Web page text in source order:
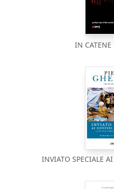
IN CATENE
INVIATO SPECIALE